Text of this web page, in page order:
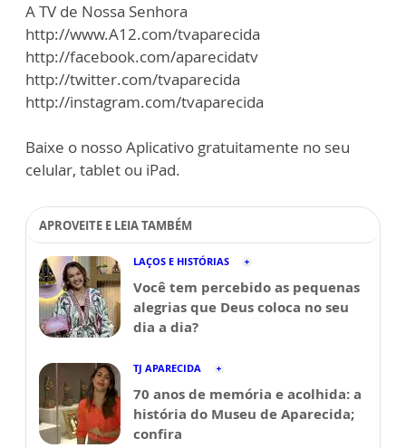
A TV de Nossa Senhora
http://www.A12.com/tvaparecida
http://facebook.com/aparecidatv
http://twitter.com/tvaparecida
http://instagram.com/tvaparecida
Baixe o nosso Aplicativo gratuitamente no seu
celular, tablet ou iPad.
APROVEITE E LEIA TAMBÉM
LAÇOS E HISTÓRIAS
Você tem percebido as pequenas
alegrias que Deus coloca no seu
dia a dia?
TJ APARECIDA
70 anos de memória e acolhida: a
história do Museu de Aparecida;
confira